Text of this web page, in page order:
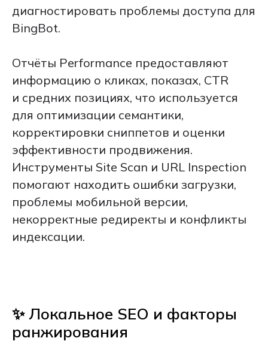
диагностировать проблемы доступа для
BingBot.
Отчёты Performance предоставляют
информацию о кликах, показах, CTR
и средних позициях, что используется
для оптимизации семантики,
корректировки сниппетов и оценки
эффективности продвижения.
Инструменты Site Scan и URL Inspection
помогают находить ошибки загрузки,
проблемы мобильной версии,
некорректные редиректы и конфликты
индексации.
✨ Локальное SEO и факторы
ранжирования